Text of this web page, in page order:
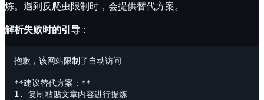
炼。遇到反爬虫限制时，会提供替代方案。
解析失败时的引导 ：
抱歉，该网站限制了自动访问
**建议替代方案：**
1. 复制粘贴文章内容进行提炼